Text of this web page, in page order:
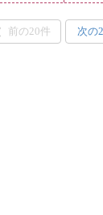
前の20件 次の